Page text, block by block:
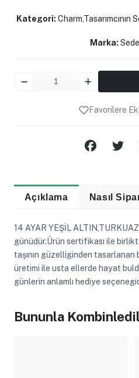
Kategori: Charm,Tasarımcının
Marka:
Favorilere
Açıklama Nasıl
14 AYAR YEŞİL
günüdür.Ürün sertifikası ile
taşının güzelliginden
üretimi ile usta ellerde hayat
günlerin anlamlı hediye
Bununla